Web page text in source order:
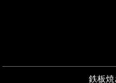
鉄板焼